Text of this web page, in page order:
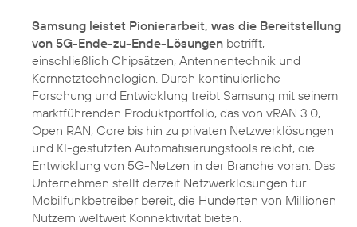
Samsung leistet Pionierarbeit, was die Bereitstellung
von 5G-Ende-zu-Ende-Lösungen betrifft,
einschließlich Chipsätzen, Antennentechnik und
Kernnetztechnologien. Durch kontinuierliche
Forschung und Entwicklung treibt Samsung mit seinem
marktführenden Produktportfolio, das von vRAN 3.0,
Open RAN, Core bis hin zu privaten Netzwerklösungen
und KI-gestützten Automatisierungstools reicht, die
Entwicklung von 5G-Netzen in der Branche voran. Das
Unternehmen stellt derzeit Netzwerklösungen für
Mobilfunkbetreiber bereit, die Hunderten von Millionen
Nutzern weltweit Konnektivität bieten.